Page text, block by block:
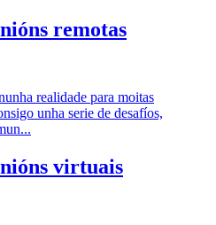
remotas
realidade para moitas
unha serie de desafíos,
...
virtuais